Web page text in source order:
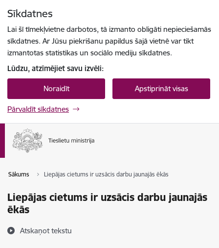
Sīkdatnes
Lai šī tīmekļvietne darbotos, tā izmanto obligāti nepieciešamās
sīkdatnes. Ar Jūsu piekrišanu papildus šajā vietnē var tikt
izmantotas statistikas un sociālo mediju sīkdatnes.
Lūdzu, atzīmējiet savu izvēli:
Noraidīt Apstiprināt visas
Pārvaldīt sīkdatnes
Sākums Liepājas cietums ir uzsācis darbu jaunajās ēkās
Liepājas cietums ir uzsācis darbu jaunajās
ēkās
Atskaņot tekstu